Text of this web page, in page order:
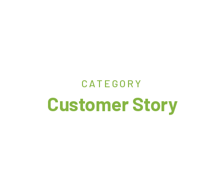
CATEGORY
Customer Story